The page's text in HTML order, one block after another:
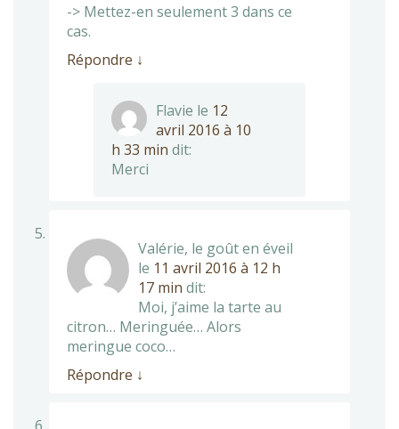
-> Mettez-en seulement 3 dans ce
cas.
Répondre ↓
Flavie le 12
avril 2016 à 10
h 33 min dit:
Merci
Valérie, le goût en éveil
le 11 avril 2016 à 12 h
17 min dit:
Moi, j’aime la tarte au
citron… Meringuée… Alors
meringue coco…
Répondre ↓